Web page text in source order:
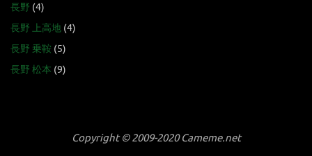
長野 (4)
長野 上高地 (4)
長野 乗鞍 (5)
長野 松本 (9)
Copyright © 2009-2020 Cameme.net